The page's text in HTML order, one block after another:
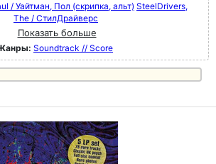
/ Уайтман, Пол (скрипка, альт) SteelDrivers,
The / СтилДрайверс
Показать больше
Soundtrack // Score